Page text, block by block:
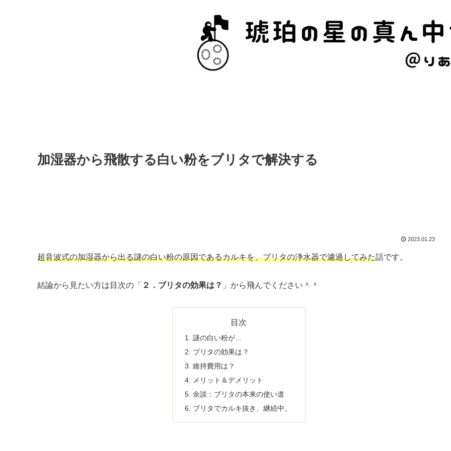
加湿器から飛散する白い粉をブリタで解決する
2023.01.23
超音波式の加湿器から出る謎の白い粉の原因であるカルキを、ブリタの浄水器で濾過してみた話です。
結論から見たい方は目次の「 ２．ブリタの効果は？ 」から飛んでください＾＾
目次
謎の白い粉が…
ブリタの効果は？
維持費用は？
メリット＆デメリット
余談：ブリタの本来の使い道
ブリタでカルキ抜き、継続中。